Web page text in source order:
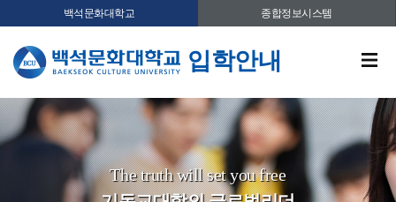
백석문화대학교 종합정보시스템
입학안내
The truth will set you free